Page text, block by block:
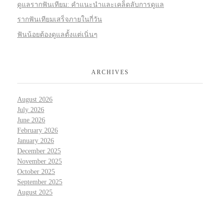
ดูแลรากฟันเทียม: คำแนะนำและเคล็ดลับการดูแล
รากฟันเทียมเสร็จภายในกี่วัน
ฟันน้อยต้องดูแลตั้งแต่เนิ่นๆ
ARCHIVES
August 2026
July 2026
June 2026
February 2026
January 2026
December 2025
November 2025
October 2025
September 2025
August 2025